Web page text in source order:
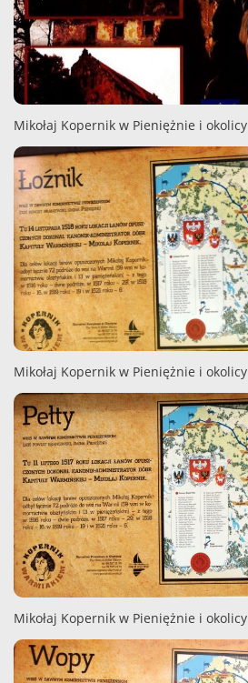
Mikołaj Kopernik w Pieniężnie i okolicy
Mikołaj Kopernik w Pieniężnie i okolicy
Mikołaj Kopernik w Pieniężnie i okolicy